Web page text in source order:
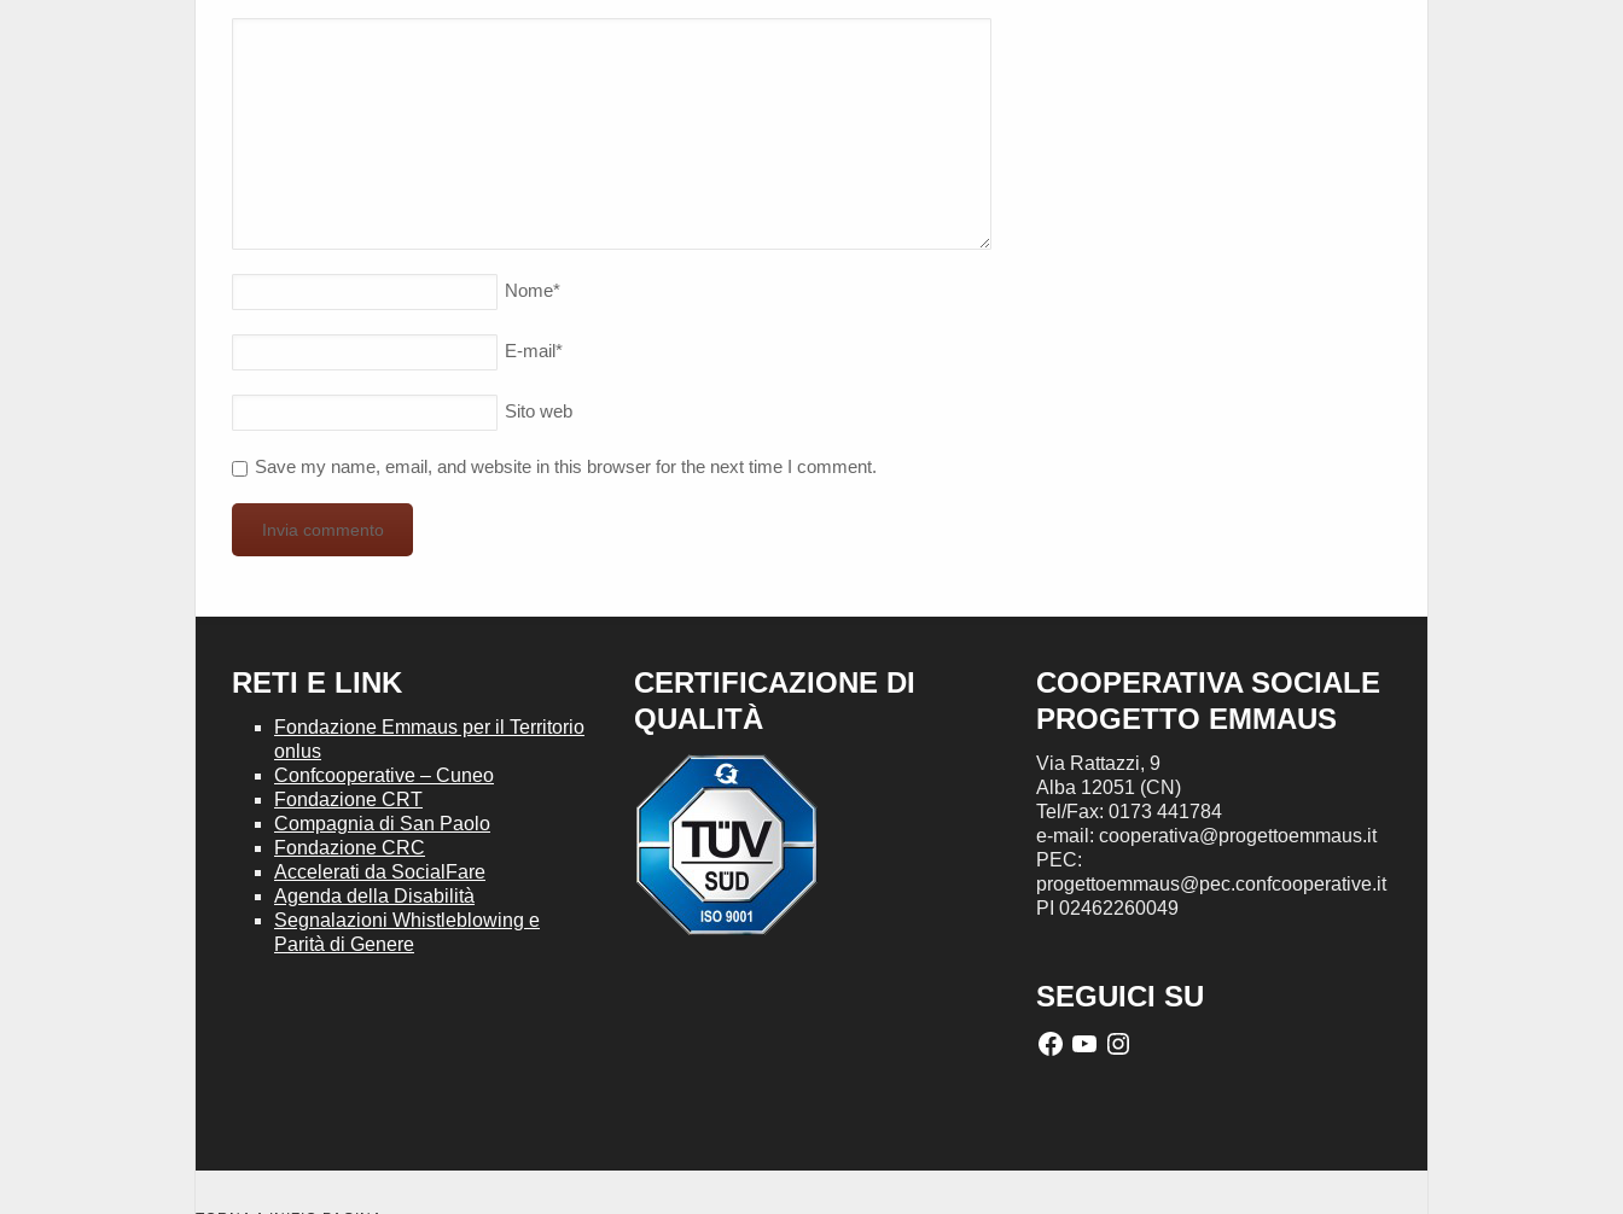
Nome*
E-mail*
Sito web
Save my name, email, and website in this browser for the next time I comment.
RETI E LINK
Fondazione Emmaus per il Territorio
onlus
Confcooperative – Cuneo
Fondazione CRT
Compagnia di San Paolo
Fondazione CRC
Accelerati da SocialFare
Agenda della Disabilità
Segnalazioni Whistleblowing e
Parità di Genere
CERTIFICAZIONE DI
QUALITÀ
COOPERATIVA SOCIALE
PROGETTO EMMAUS
Via Rattazzi, 9
Alba 12051 (CN)
Tel/Fax: 0173 441784
e-mail: cooperativa@progettoemmaus.it
PEC:
progettoemmaus@pec.confcooperative.it
PI 02462260049
SEGUICI SU